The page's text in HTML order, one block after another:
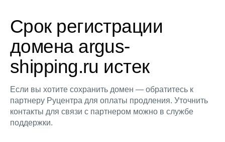
Срок регистрации
домена argus-
shipping.ru истек
Если вы хотите сохранить домен — обратитесь к
партнеру Руцентра для оплаты продления. Уточнить
контакты для связи с партнером можно в службе
поддержки.